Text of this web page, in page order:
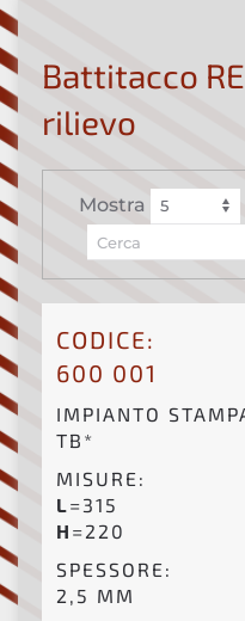
Battitacco
rilievo
Mostra
CODICE:
600 001
IMPIANTO
TB*
MISURE:
L=315
H =220
SPESSORE:
2,5 MM